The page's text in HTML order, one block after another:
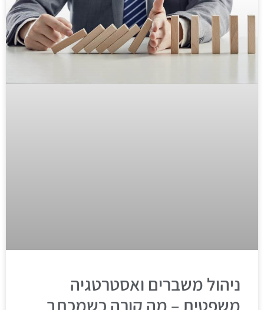
ניהול משברים ואסטרטגיה
משפטית – מה קורה כשמכתב